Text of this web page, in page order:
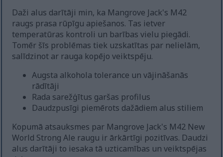
Daži alus darītāji min, ka Mangrove Jack's M42
raugs prasa rūpīgu apiešanos. Tas ietver
temperatūras kontroli un barības vielu piegādi.
Tomēr šīs problēmas tiek uzskatītas par nelielām,
salīdzinot ar rauga kopējo veiktspēju.
Augsta alkohola tolerance un vājināšanās
rādītāji
Rada sarežģītus garšas profilus
Daudzpusīgi piemērots dažādiem alus stiliem
Kopumā atsauksmes par Mangrove Jack's M42 New
World Strong Ale raugu ir ārkārtīgi pozitīvas. Daudzi
alus darītāji to iesaka tā uzticamības un veiktspējas